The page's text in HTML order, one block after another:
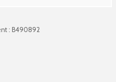
: B490892